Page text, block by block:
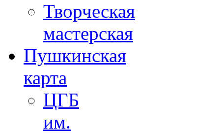
Творческая
мастерская
Пушкинская
карта
ЦГБ
им.